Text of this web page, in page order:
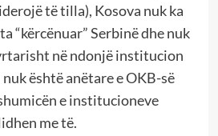
të tilla), Kosova nuk ka
“kërcënuar” Serbinë dhe nuk
në ndonjë institucion
është anëtare e OKB-së
e institucioneve
me të.